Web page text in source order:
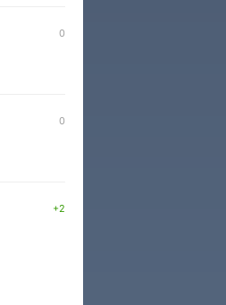
0
0
+2